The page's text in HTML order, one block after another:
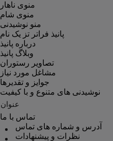
منوی ناهار
منوی شام
منو نوشیدنی
پانیذ فراتر تز یک نام
درباره پانیذ
وبلاگ پانیذ
تصاویر رستوران
مشاغل مورد نیاز
جوایز و تقدیرها
نوشیدنی های متنوع و با کیفیت
عنوان
تماس با ما
آدرس و شماره های تماس
نظرات و پیشنهادات